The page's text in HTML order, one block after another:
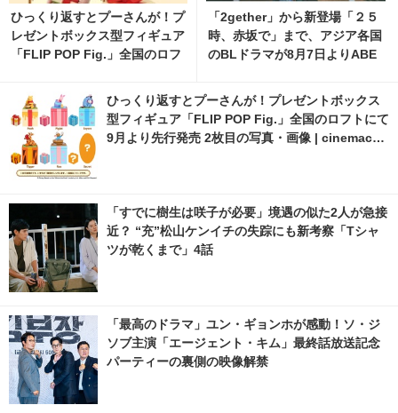
ひっくり返すとプーさんが！プ
レゼントボックス型フィギュア
「FLIP POP Fig.」全国のロフ
の写真・画像 | cinemacafe.ne
「2gether」から新登場「２５
時、赤坂で」まで、アジア各国
のBLドラマが8月7日よりABE
ひっくり返すとプーさんが！プレゼントボックス
型フィギュア「FLIP POP Fig.」全国のロフトにて
9月より先行発売 2枚目の写真・画像 | cinemacaf
「すでに樹生は咲子が必要」境遇の似た2人が急接
近？ “充”松山ケンイチの失踪にも新考察「Tシャ
ツが乾くまで」4話
「最高のドラマ」ユン・ギョンホが感動！ソ・ジ
ソブ主演「エージェント・キム」最終話放送記念
パーティーの裏側の映像解禁